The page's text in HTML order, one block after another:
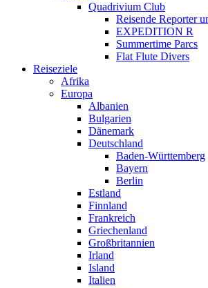
Quadrivium Club
Reisende Reporter
EXPEDITION R
Summertime Parcs
Flat Flute Divers
Reiseziele
Afrika
Europa
Albanien
Bulgarien
Dänemark
Deutschland
Baden-Württemberg
Bayern
Berlin
Estland
Finnland
Frankreich
Griechenland
Großbritannien
Irland
Island
Italien